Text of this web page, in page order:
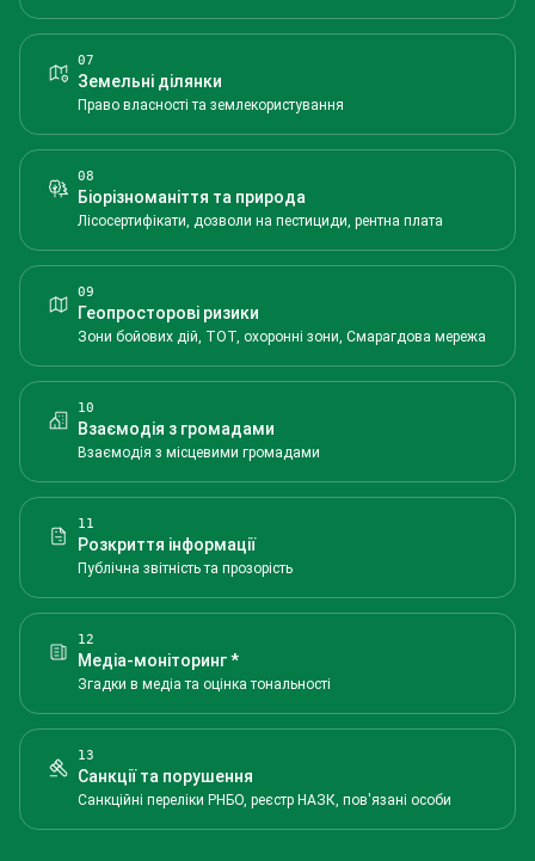
07
Земельні ділянки
Право власності та землекористування
08
Біорізноманіття та природа
Лісосертифікати, дозволи на пестициди, рентна плата
09
Геопросторові ризики
Зони бойових дій, ТОТ, охоронні зони, Смарагдова мережа
10
Взаємодія з громадами
Взаємодія з місцевими громадами
11
Розкриття інформації
Публічна звітність та прозорість
12
Медіа-моніторинг *
Згадки в медіа та оцінка тональності
13
Санкції та порушення
Санкційні переліки РНБО, реєстр НАЗК, пов'язані особи